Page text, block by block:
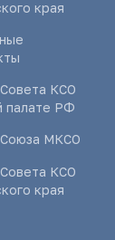
края
КСО
палате РФ
МКСО
КСО
края